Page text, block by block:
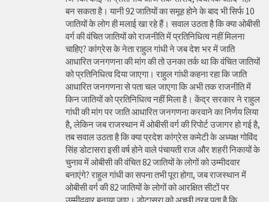
बन सकता है। यानी 92 जातियों का समूह होने के बाद भी सिर्फ 10
जातियों के लोग ही मलाई खा रहे हैं। सवाल उठता है कि क्या ओबीसी
वर्ग की वंचित जातियों को राजनीति में प्रतिनिधित्व नहीं मिलना
चाहिए? कांग्रेस के नेता राहुल गांधी ने जब देश भर में जाति
आधारित जनगणना की मांग की तो उनका तर्क था कि वंचित जातियों
को प्रतिनिधित्व दिया जाएगा। राहुल गांधी कहना रहा कि जाति
आधारित जनगणना से पता चल जाएगा कि अभी तक राजनीति में
किन जातियों को प्रतिनिधित्व नहीं मिला है। केंद्र सरकार ने राहुल
गांधी की मांग पर जाति आधारित जनगणना करवाने का निर्णय लिया
है, लेकिन जब राजस्थान में ओबीसी वर्ग की रिपोर्ट उजागर हो गई है,
तब सवाल उठता है कि क्या प्रदेश कांग्रेस कमेटी के अध्यक्ष गोविंद
सिंह डोटासरा इसी वर्ष होने वाले पंचायती राज और शहरी निकायों के
चुनाव में ओबीसी की वंचित 82 जातियों के लोगों को उम्मीदवार
बनाएंगे? राहुल गांधी का सपना तभी पूरा होगा, जब राजस्थान में
ओबीसी वर्ग की 82 जातियों के लोगों को आरक्षित सीटों पर